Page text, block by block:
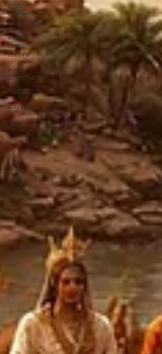
arab-
corner-
economia
arab-
corner-
cultura
arab-
corner-arte
TURISMO
azerbaijan